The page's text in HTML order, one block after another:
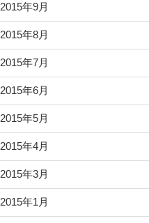
2015年9月
2015年8月
2015年7月
2015年6月
2015年5月
2015年4月
2015年3月
2015年1月